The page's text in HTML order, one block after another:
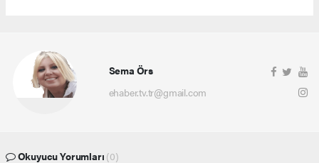
Sema Örs
ehaber.tv.tr@gmail.com
Okuyucu Yorumları (0)